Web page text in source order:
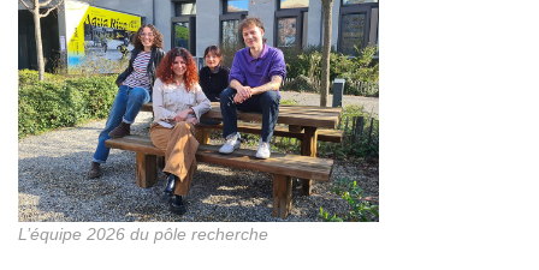
L’équipe 2026 du pôle recherche